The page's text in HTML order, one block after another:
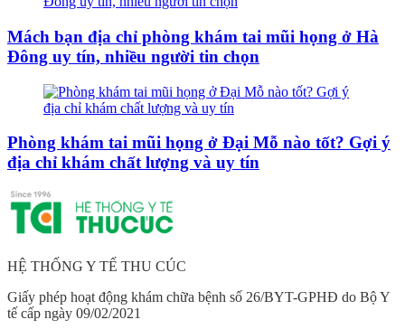
Mách bạn địa chỉ phòng khám tai mũi họng ở Hà
Đông uy tín, nhiều người tin chọn
Phòng khám tai mũi họng ở Đại Mỗ nào tốt? Gợi ý
địa chỉ khám chất lượng và uy tín
HỆ THỐNG Y TẾ THU CÚC
Giấy phép hoạt động khám chữa bệnh số 26/BYT-GPHĐ do Bộ Y
tế cấp ngày 09/02/2021